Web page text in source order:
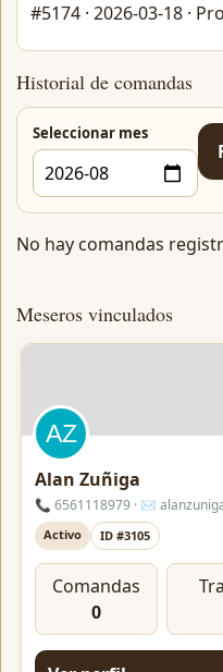
#5174 · 2026-03-18 ·
Historial de comandas
Seleccionar mes
No hay comandas
Meseros vinculados
Alan Zuñiga
📞 6561118979 · ✉️
Activo ID #3105
Comandas
0